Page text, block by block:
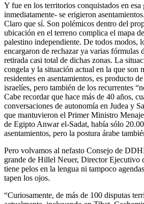
Y fue en los territorios conquistados en esa
inmediatamente- se erigieron
Claro que sí. Son polémicos dentro del
ubicación en el terreno complica el mapa
palestino independiente. De todos modos,
encargaron de rechazar ya varias fórmulas
retirada casi total de dichas zonas. La
congela y la situación actual en la que son
residentes en asentamientos, es producto
israelíes, pero también de los recurrentes
Cabe recordar que hace más de 40 años,
conversaciones de autonomía en Judea y
que mantuvieron el Primer Ministro
de Egipto Anwar el-Sadat, había sólo
asentamientos, pero la postura árabe
Pero volvamos al nefasto Consejo de
grande de Hillel Neuer, Director Ejecutivo
tiene pelos en la lengua ni tampoco
tapen los ojos.
“Curiosamente, de más de 100 disputas